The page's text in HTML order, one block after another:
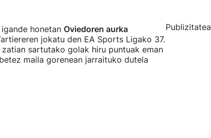
igande honetan Oviedoren aurka
jokatu den EA Sports Ligako 37.
zatian sartutako golak hiru puntuak eman
maila gorenean jarraituko dutela
Publizitatea